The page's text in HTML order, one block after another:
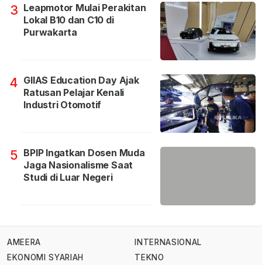
3 Leapmotor Mulai Perakitan
Lokal B10 dan C10 di
Purwakarta
4 GIIAS Education Day Ajak
Ratusan Pelajar Kenali
Industri Otomotif
5 BPIP Ingatkan Dosen Muda
Jaga Nasionalisme Saat
Studi di Luar Negeri
AMEERA
EKONOMI SYARIAH
INTERNASIONAL
TEKNO